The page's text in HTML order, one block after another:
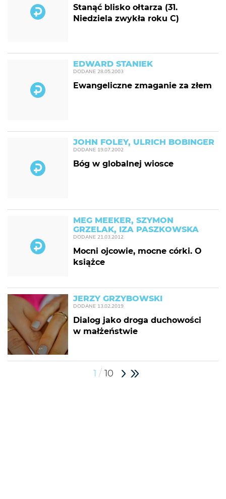
Stanąć blisko ołtarza (31.
Niedziela zwykła roku C)
EDWARD STANIEK
DODANE 28.05.2003
Ewangeliczne zmaganie za złem
JOHN FOLEY, ULRICH BOBINGER
DODANE 19.07.2002
Bóg w globalnej wiosce
MEG MEEKER, SZYMON
GRZELAK, IZA PASZKOWSKA
DODANE 21.03.2012
Mocni ojcowie, mocne córki. O
książce
JERZY GRZYBOWSKI
DODANE 13.02.2019
Dialog jako droga duchowości
w małżeństwie
1 / 10